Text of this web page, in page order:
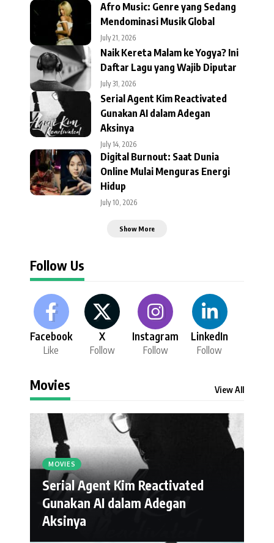
Afro Music: Genre yang Sedang
Mendominasi Musik Global
July 21, 2026
Naik Kereta Malam ke Yogya? Ini
Daftar Lagu yang Wajib Diputar
July 31, 2026
Serial Agent Kim Reactivated
Gunakan AI dalam Adegan
Aksinya
July 14, 2026
Digital Burnout: Saat Dunia
Online Mulai Menguras Energi
Hidup
July 10, 2026
Show More
Follow Us
Facebook
Like
X
Follow
Instagram
Follow
LinkedIn
Follow
Movies View All
MOVIES
Serial Agent Kim Reactivated
Gunakan AI dalam Adegan
Aksinya